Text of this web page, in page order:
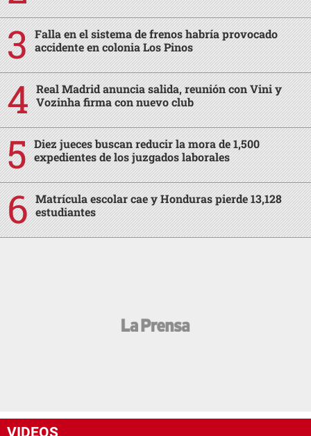
Falla en el sistema de frenos habría provocado
accidente en colonia Los Pinos
Real Madrid anuncia salida, reunión con Vini y
Vozinha firma con nuevo club
Diez jueces buscan reducir la mora de 1,500
expedientes de los juzgados laborales
Matrícula escolar cae y Honduras pierde 13,128
estudiantes
VIDEOS